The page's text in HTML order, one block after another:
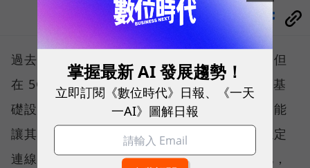
過去，下載速度是評價電信服務的重要指標，但
在 5G 成為工作、娛樂、生活不可或缺的數位基
礎設施後，消費者發現，再快的網速，如果不能
讓其在人潮聚集、高速移動或室內空間維持穩定
連線，即無法轉換成好的使用體驗，也因如此，
掌握最新 AI 發展趨勢！
立即訂閱《數位時代》日報、《一天
一AI》圖解日報